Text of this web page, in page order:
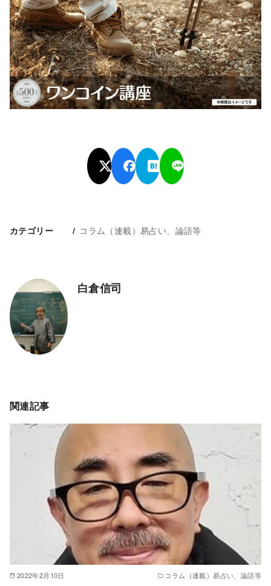
カテゴリー コラム（連載）易占い、論語等
白倉信司
関連記事
2022年2月10日 コラム（連載）易占い、論語等